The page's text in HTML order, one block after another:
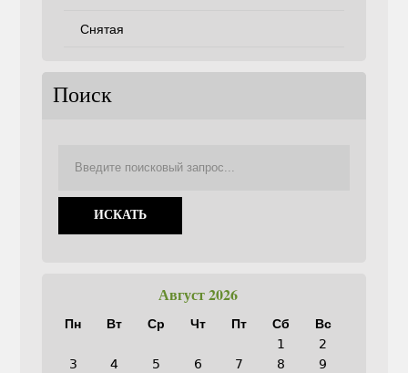
Снятая
Поиск
Август 2026
Пн Вт Ср Чт Пт Сб
Вс
1
2
3
4 5 6 7 8
9